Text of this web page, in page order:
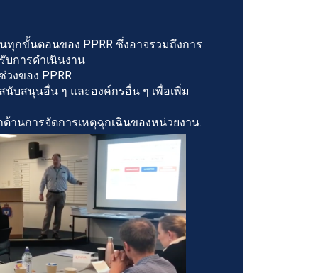
กขั้นตอนของ PPRR ซึ่งอาจรวมถึงการ
บการดำเนินงาน
งของ PPRR
บสนุนอื่น ๆ และองค์กรอื่น ๆ เพื่อเพิ่ม
านการจัดการเหตุฉุกเฉินของหน่วยงาน.